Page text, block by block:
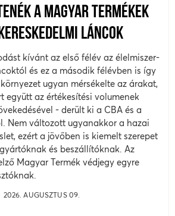
A MAGYAR TERMÉKEK
LÁNCOK
kívánt az első félév az élelmiszer-
és ez a második félévben is így
ugyan mérsékelte az árakat,
együtt az értékesítési volumenek
- derült ki a CBA és a
Nem változott ugyanakkor a hazai
ezért a jövőben is kiemelt szerepet
és beszállítóknak. Az
Magyar Termék védjegy egyre
2026. AUGUSZTUS 09.